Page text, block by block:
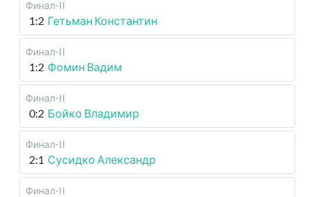
Финал-II
1:2 Гетьман Константин
Финал-II
1:2 Фомин Вадим
Финал-II
0:2 Бойко Владимир
Финал-II
2:1 Сусидко Александр
Финал-II